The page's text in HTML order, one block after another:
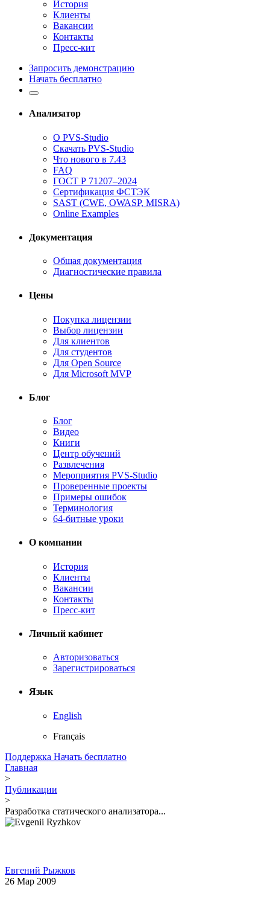
История
Клиенты
Вакансии
Контакты
Пресс-кит
Запросить демонстрацию
Начать бесплатно
Анализатор
О PVS-Studio
Скачать PVS-Studio
Что нового в 7.43
FAQ
ГОСТ Р 71207–2024
Сертификация ФСТЭК
SAST (CWE, OWASP, MISRA)
Online Examples
Документация
Общая документация
Диагностические правила
Цены
Покупка лицензии
Выбор лицензии
Для клиентов
Для студентов
Для Open Source
Для Microsoft MVP
Блог
Блог
Видео
Книги
Центр обучений
Развлечения
Мероприятия PVS-Studio
Проверенные проекты
Примеры ошибок
Терминология
64-битные уроки
О компании
История
Клиенты
Вакансии
Контакты
Пресс-кит
Личный кабинет
Авторизоваться
Зарегистрироваться
Язык
English
Français
Поддержка Начать бесплатно
Главная
>
Публикации
>
Разработка статического анализатора...
Евгений Рыжков
26 Мар 2009